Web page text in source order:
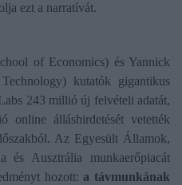
ezt a narratívát.
of Economics) és Yannick
kutatók gigantikus
243 millió új felvételi adatát,
álláshirdetését vetették
Az Egyesült Államok,
és Ausztrália munkaerőpiacát
hozott: a távmunkának